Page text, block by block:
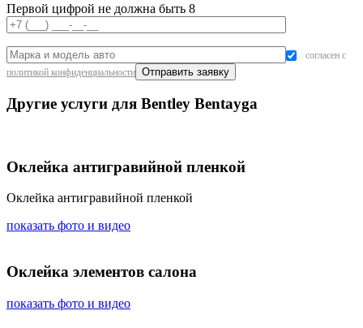
Первой цифрой не должна быть 8
согласен с
политикой конфиденциальности
Другие услуги для Bentley Bentayga
Оклейка антигравийной пленкой
Оклейка антигравийной пленкой
показать фото и видео
Оклейка элементов салона
показать фото и видео